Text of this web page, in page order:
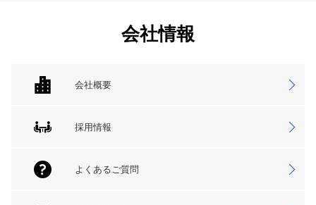
会社情報
会社概要
採用情報
よくあるご質問